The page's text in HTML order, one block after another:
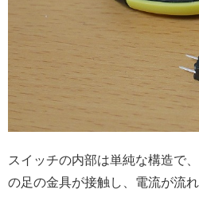
スイッチの内部は単純な構造で
の足の金具が接触し、電流が流